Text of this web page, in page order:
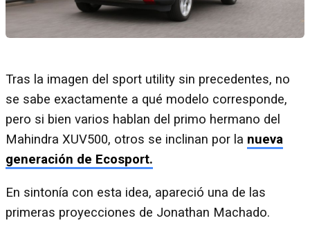
Tras la imagen del sport utility sin precedentes, no
se sabe exactamente a qué modelo corresponde,
pero si bien varios hablan del primo hermano del
Mahindra XUV500, otros se inclinan por la nueva
generación de Ecosport.
En sintonía con esta idea, apareció una de las
primeras proyecciones de Jonathan Machado.